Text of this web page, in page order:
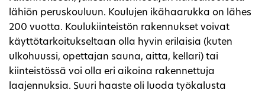
lähiön peruskouluun. Koulujen ikähaarukka on lähes
200 vuotta. Koulukiinteistön rakennukset voivat
käyttötarkoitukseltaan olla hyvin erilaisia (kuten
ulkohuussi, opettajan sauna, aitta, kellari) tai
kiinteistössä voi olla eri aikoina rakennettuja
laajennuksia. Suuri haaste oli luoda työkalusta